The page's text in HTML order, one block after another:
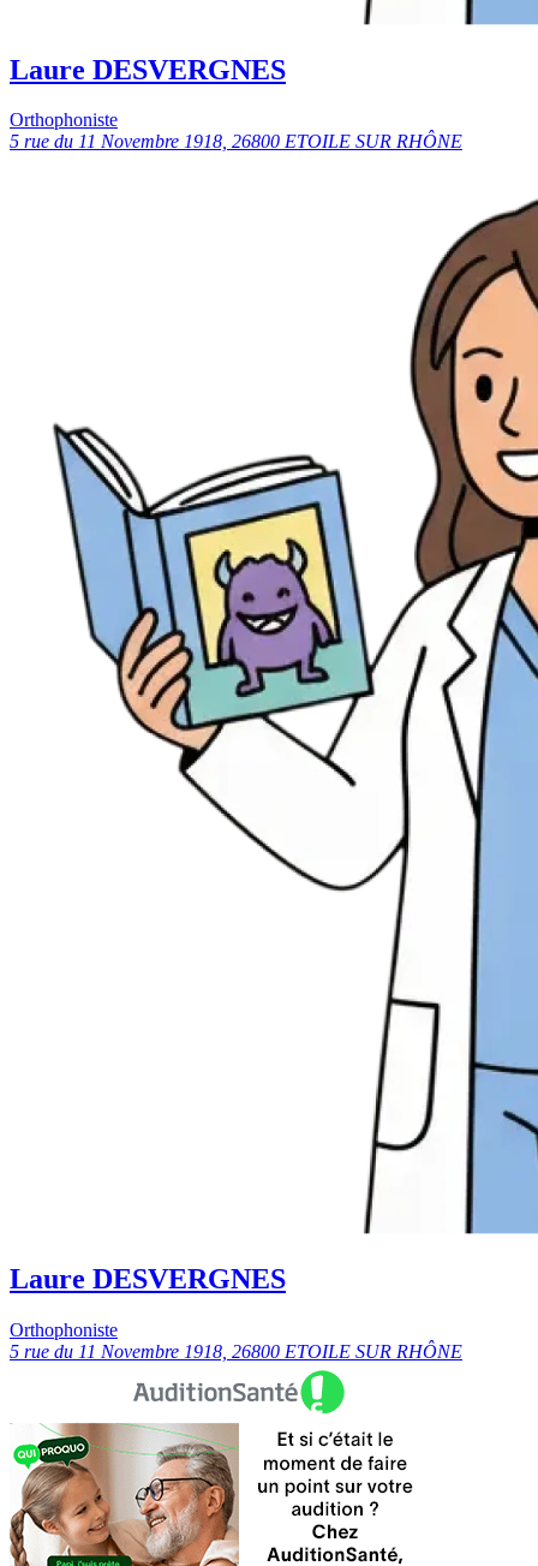
Laure DESVERGNES
Orthophoniste
5 rue du 11 Novembre 1918, 26800 ETOILE SUR RHÔNE
Laure DESVERGNES
Orthophoniste
5 rue du 11 Novembre 1918, 26800 ETOILE SUR RHÔNE